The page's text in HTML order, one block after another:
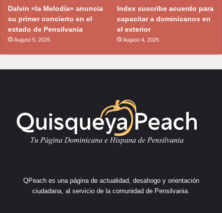
Dalvin «la Melodía» anuncia
su primer concierto en el
estado de Pensilvania
August 5, 2026
Index suscribe acuerdo para
capacitar a dominicanos en
el exterior
August 4, 2026
QPeach es una página de actualidad, desahogo y orientación
ciudadana, al servicio de la comunidad de Pensilvania.